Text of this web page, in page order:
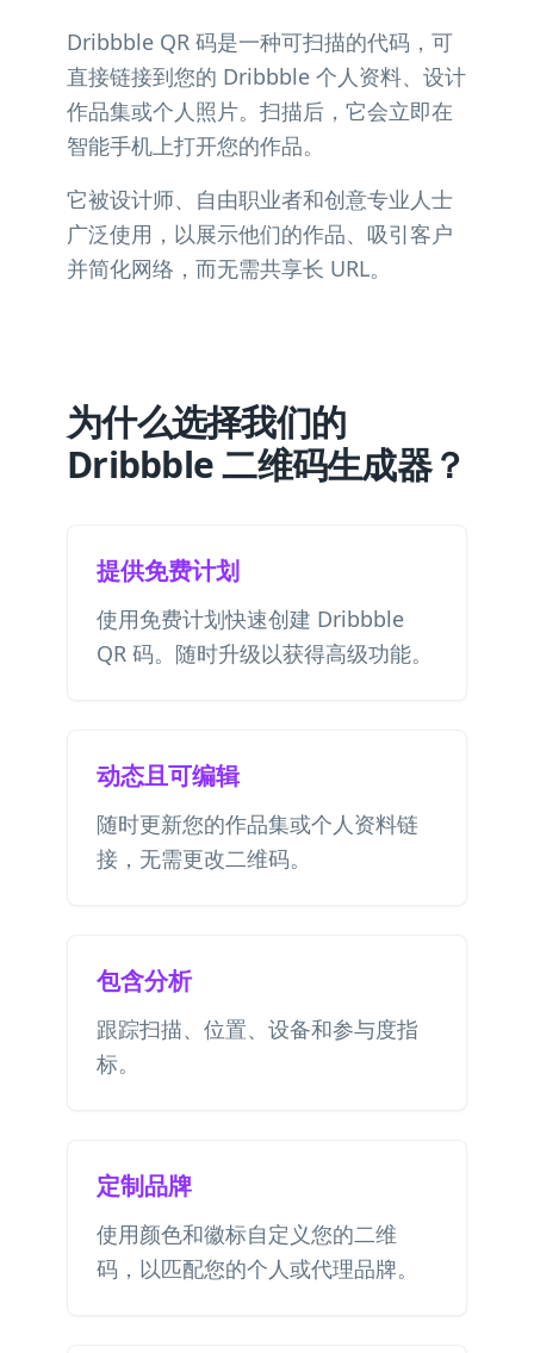
Dribbble QR 码是一种可扫描的代码，可
直接链接到您的 Dribbble 个人资料、设计
作品集或个人照片。扫描后，它会立即在
智能手机上打开您的作品。
它被设计师、自由职业者和创意专业人士
广泛使用，以展示他们的作品、吸引客户
并简化网络，而无需共享长 URL。
为什么选择我们的
Dribbble 二维码生成器？
提供免费计划
使用免费计划快速创建 Dribbble
QR 码。随时升级以获得高级功能。
动态且可编辑
随时更新您的作品集或个人资料链
接，无需更改二维码。
包含分析
跟踪扫描、位置、设备和参与度指
标。
定制品牌
使用颜色和徽标自定义您的二维
码，以匹配您的个人或代理品牌。